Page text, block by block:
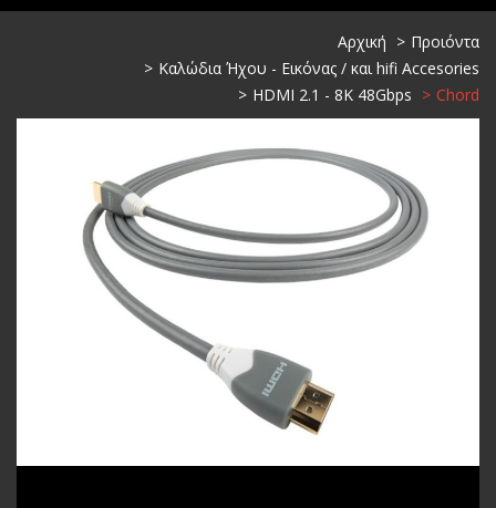
Αρχική
Προιόντα
Καλώδια Ήχου - Εικόνας / και hifi Accesories
HDMI 2.1 - 8K 48Gbps
Chord